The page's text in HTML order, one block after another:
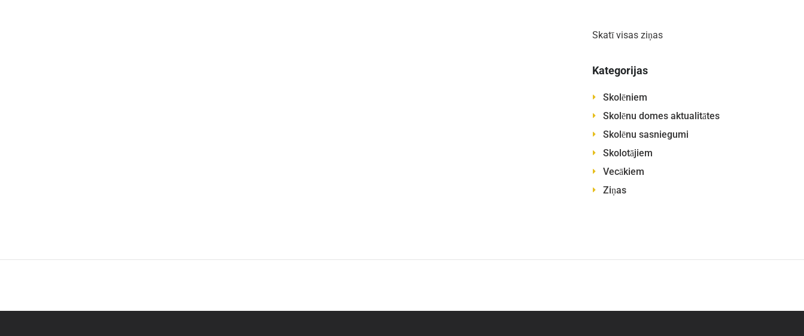
Skatī visas ziņas
Kategorijas
Skolēniem
Skolēnu domes aktualitātes
Skolēnu sasniegumi
Skolotājiem
Vecākiem
Ziņas